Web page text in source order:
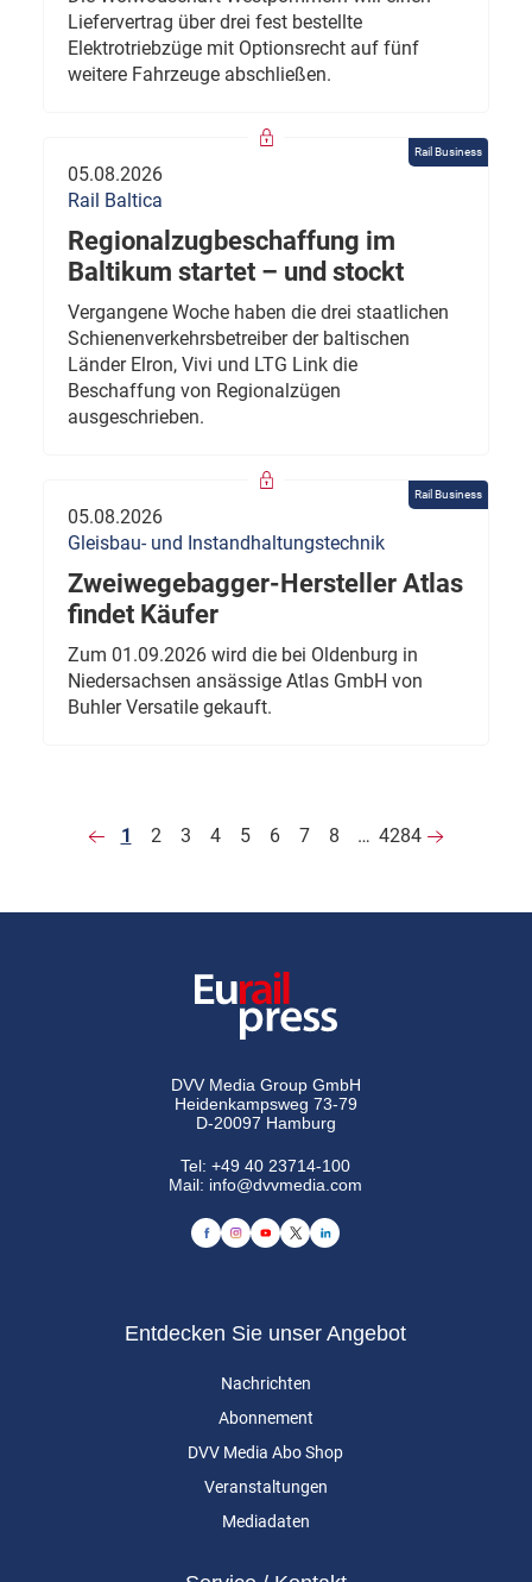
Liefervertrag über drei fest bestellte
Elektrotriebzüge mit Optionsrecht auf fünf
weitere Fahrzeuge abschließen.
Rail Business
05.08.2026
Rail Baltica
Regionalzugbeschaffung im
Baltikum startet – und stockt
Vergangene Woche haben die drei staatlichen
Schienenverkehrsbetreiber der baltischen
Länder Elron, Vivi und LTG Link die
Beschaffung von Regionalzügen
ausgeschrieben.
Rail Business
05.08.2026
Gleisbau- und Instandhaltungstechnik
Zweiwegebagger-Hersteller Atlas
findet Käufer
Zum 01.09.2026 wird die bei Oldenburg in
Niedersachsen ansässige Atlas GmbH von
Buhler Versatile gekauft.
1 2 3 4 5 6 7 8 … 4284
DVV Media Group GmbH
Heidenkampsweg 73-79
D-20097 Hamburg
Tel:+49 40 23714-100
Mail: info@dvvmedia.com
Entdecken Sie unser Angebot
Nachrichten
Abonnement
DVV Media Abo Shop
Veranstaltungen
Mediadaten